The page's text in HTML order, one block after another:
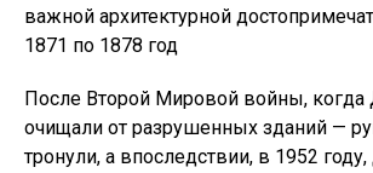
важной архитектурной
1871 по 1878 год
После Второй Мировой войны, когда
очищали от разрушенных зданий —
тронули, а впоследствии, в 1952